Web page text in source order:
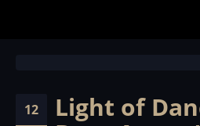
12
Light of